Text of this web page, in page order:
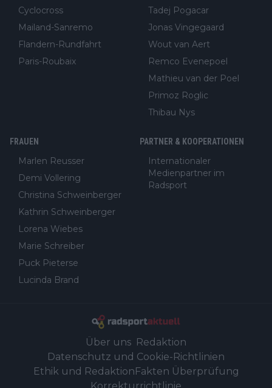
Cyclocross
Mailand-Sanremo
Flandern-Rundfahrt
Paris-Roubaix
Tadej Pogacar
Jonas Vingegaard
Wout van Aert
Remco Evenepoel
Mathieu van der Poel
Primoz Roglic
Thibau Nys
FRAUEN
Marlen Reusser
Demi Vollering
Christina Schweinberger
Kathrin Schweinberger
Lorena Wiebes
Marie Schreiber
Puck Pieterse
Lucinda Brand
PARTNER & KOOPERATIONEN
Internationaler
Medienpartner im
Radsport
Über uns Redaktion
Datenschutz und Cookie-Richtlinien
Ethik und RedaktionFakten Überprüfung